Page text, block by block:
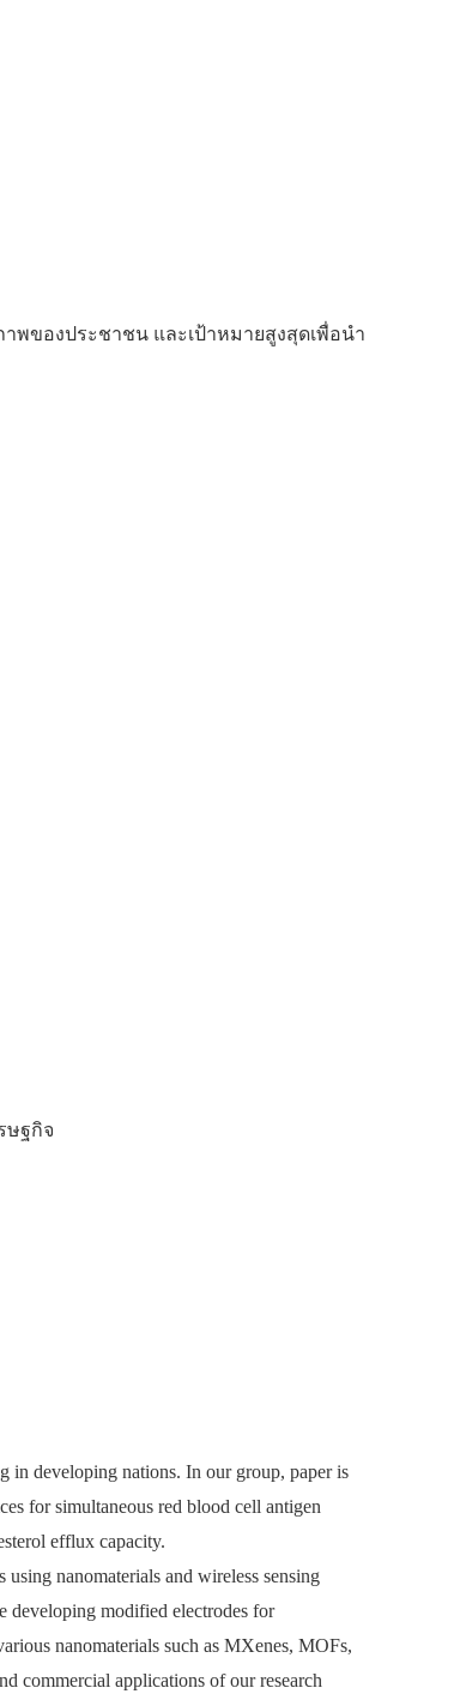
ของประชาชน และเป้าหมายสูงสุดเพื่อนำ
ษฐกิจ
in developing nations. In our group, paper is
for simultaneous red blood cell antigen
efflux capacity.
nanomaterials and wireless sensing
developing modified electrodes for
nanomaterials such as MXenes, MOFs,
commercial applications of our research